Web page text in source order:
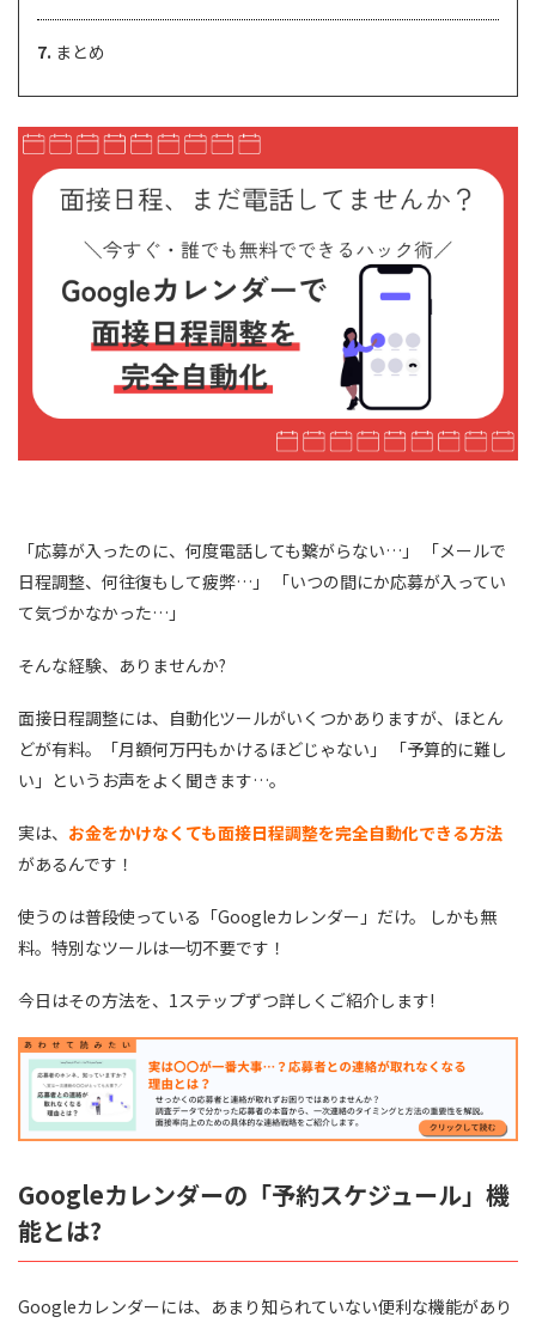
まとめ
「応募が入ったのに、何度電話しても繋がらない…」 「メールで
日程調整、何往復もして疲弊…」 「いつの間にか応募が入ってい
て気づかなかった…」
そんな経験、ありませんか?
面接日程調整には、自動化ツールがいくつかありますが、ほとん
どが有料。「月額何万円もかけるほどじゃない」 「予算的に難し
い」というお声をよく聞きます…。
実は、 お金をかけなくても面接日程調整を完全自動化できる方法
があるんです！
使うのは普段使っている「Googleカレンダー」だけ。 しかも無
料。特別なツールは一切不要です！
今日はその方法を、1ステップずつ詳しくご紹介します!
Googleカレンダーの「予約スケジュール」機
能とは?
Googleカレンダーには、あまり知られていない便利な機能があり